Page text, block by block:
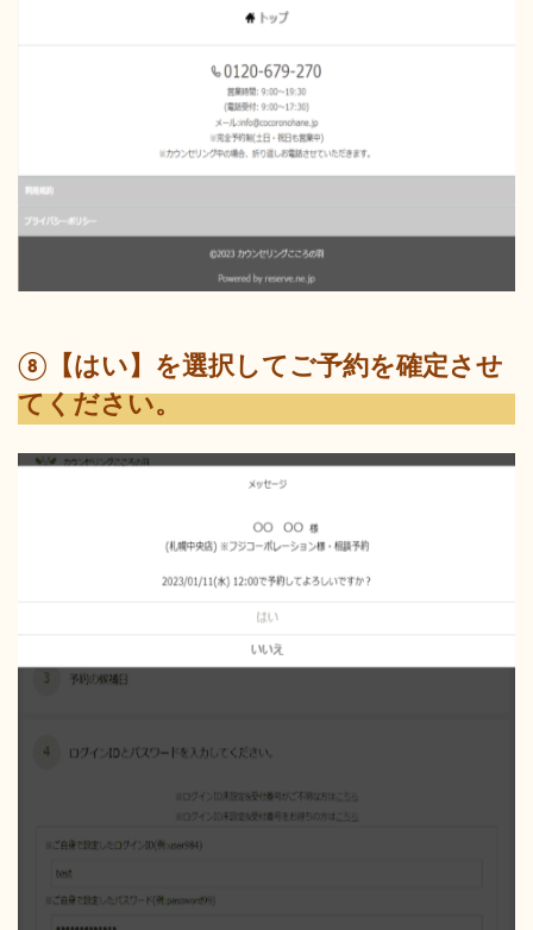
⑧【はい】を選択してご予約を確定させ
てください。